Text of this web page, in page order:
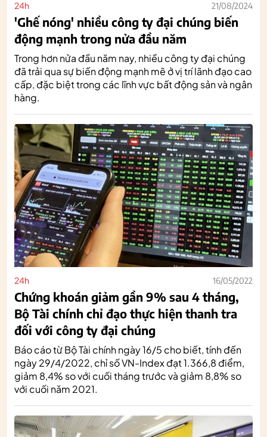
24h 21/08/2024
'Ghế nóng' nhiều công ty đại chúng biến
động mạnh trong nửa đầu năm
Trong hơn nửa đầu năm nay, nhiều công ty đại chúng
đã trải qua sự biến động mạnh mẽ ở vị trí lãnh đạo cao
cấp, đặc biệt trong các lĩnh vực bất động sản và ngân
hàng.
24h 16/05/2022
Chứng khoán giảm gần 9% sau 4 tháng,
Bộ Tài chính chỉ đạo thực hiện thanh tra
đối với công ty đại chúng
Báo cáo từ Bộ Tài chính ngày 16/5 cho biết, tính đến
ngày 29/4/2022, chỉ số VN-Index đạt 1.366,8 điểm,
giảm 8,4% so với cuối tháng trước và giảm 8,8% so
với cuối năm 2021.